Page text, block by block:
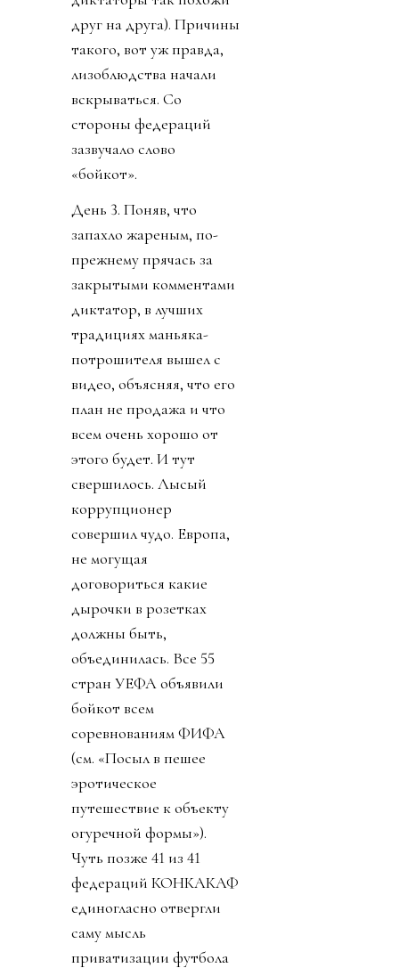
друг на друга). Причины
такого, вот уж правда,
лизоблюдства начали
вскрываться. Со
стороны федераций
зазвучало слово
«бойкот».
День 3. Поняв, что
запахло жареным, по-
прежнему прячась за
закрытыми комментами
диктатор, в лучших
традициях маньяка-
потрошителя вышел с
видео, объясняя, что его
план не продажа и что
всем очень хорошо от
этого будет. И тут
свершилось. Лысый
коррупционер
совершил чудо. Европа,
не могущая
договориться какие
дырочки в розетках
должны быть,
объединилась. Все 55
стран УЕФА объявили
бойкот всем
соревнованиям ФИФА
(см. «Посыл в пешее
эротическое
путешествие к объекту
огуречной формы»).
Чуть позже 41 из 41
федераций КОНКАКАФ
единогласно отвергли
саму мысль
приватизации футбола